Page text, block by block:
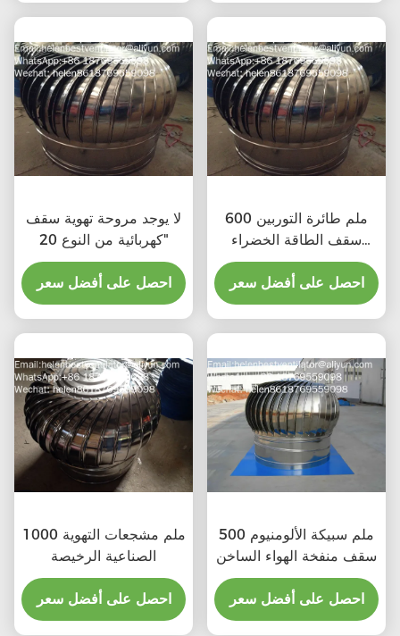
لا يوجد مروحة تهوية سقف
كهربائية من النوع 20"
احصل على أفضل سعر
600 ملم طائرة التوربين
سقف الطاقة الخضراء
مروحة الصرف الصحي
احصل على أفضل سعر
1000 ملم مشجعات التهوية
الصناعية الرخيصة
احصل على أفضل سعر
500 ملم سبيكة الألومنيوم
سقف منفخة الهواء الساخن
احصل على أفضل سعر